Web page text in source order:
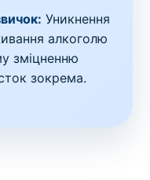
Уникнення
алкоголю
зміцненню
зокрема.